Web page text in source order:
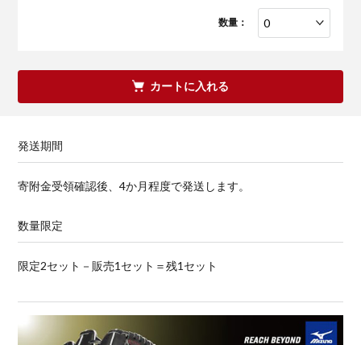
数量：
カートに入れる
発送期間
寄附金受領確認後、4か月程度で発送します。
数量限定
限定2セット－販売1セット＝残1セット